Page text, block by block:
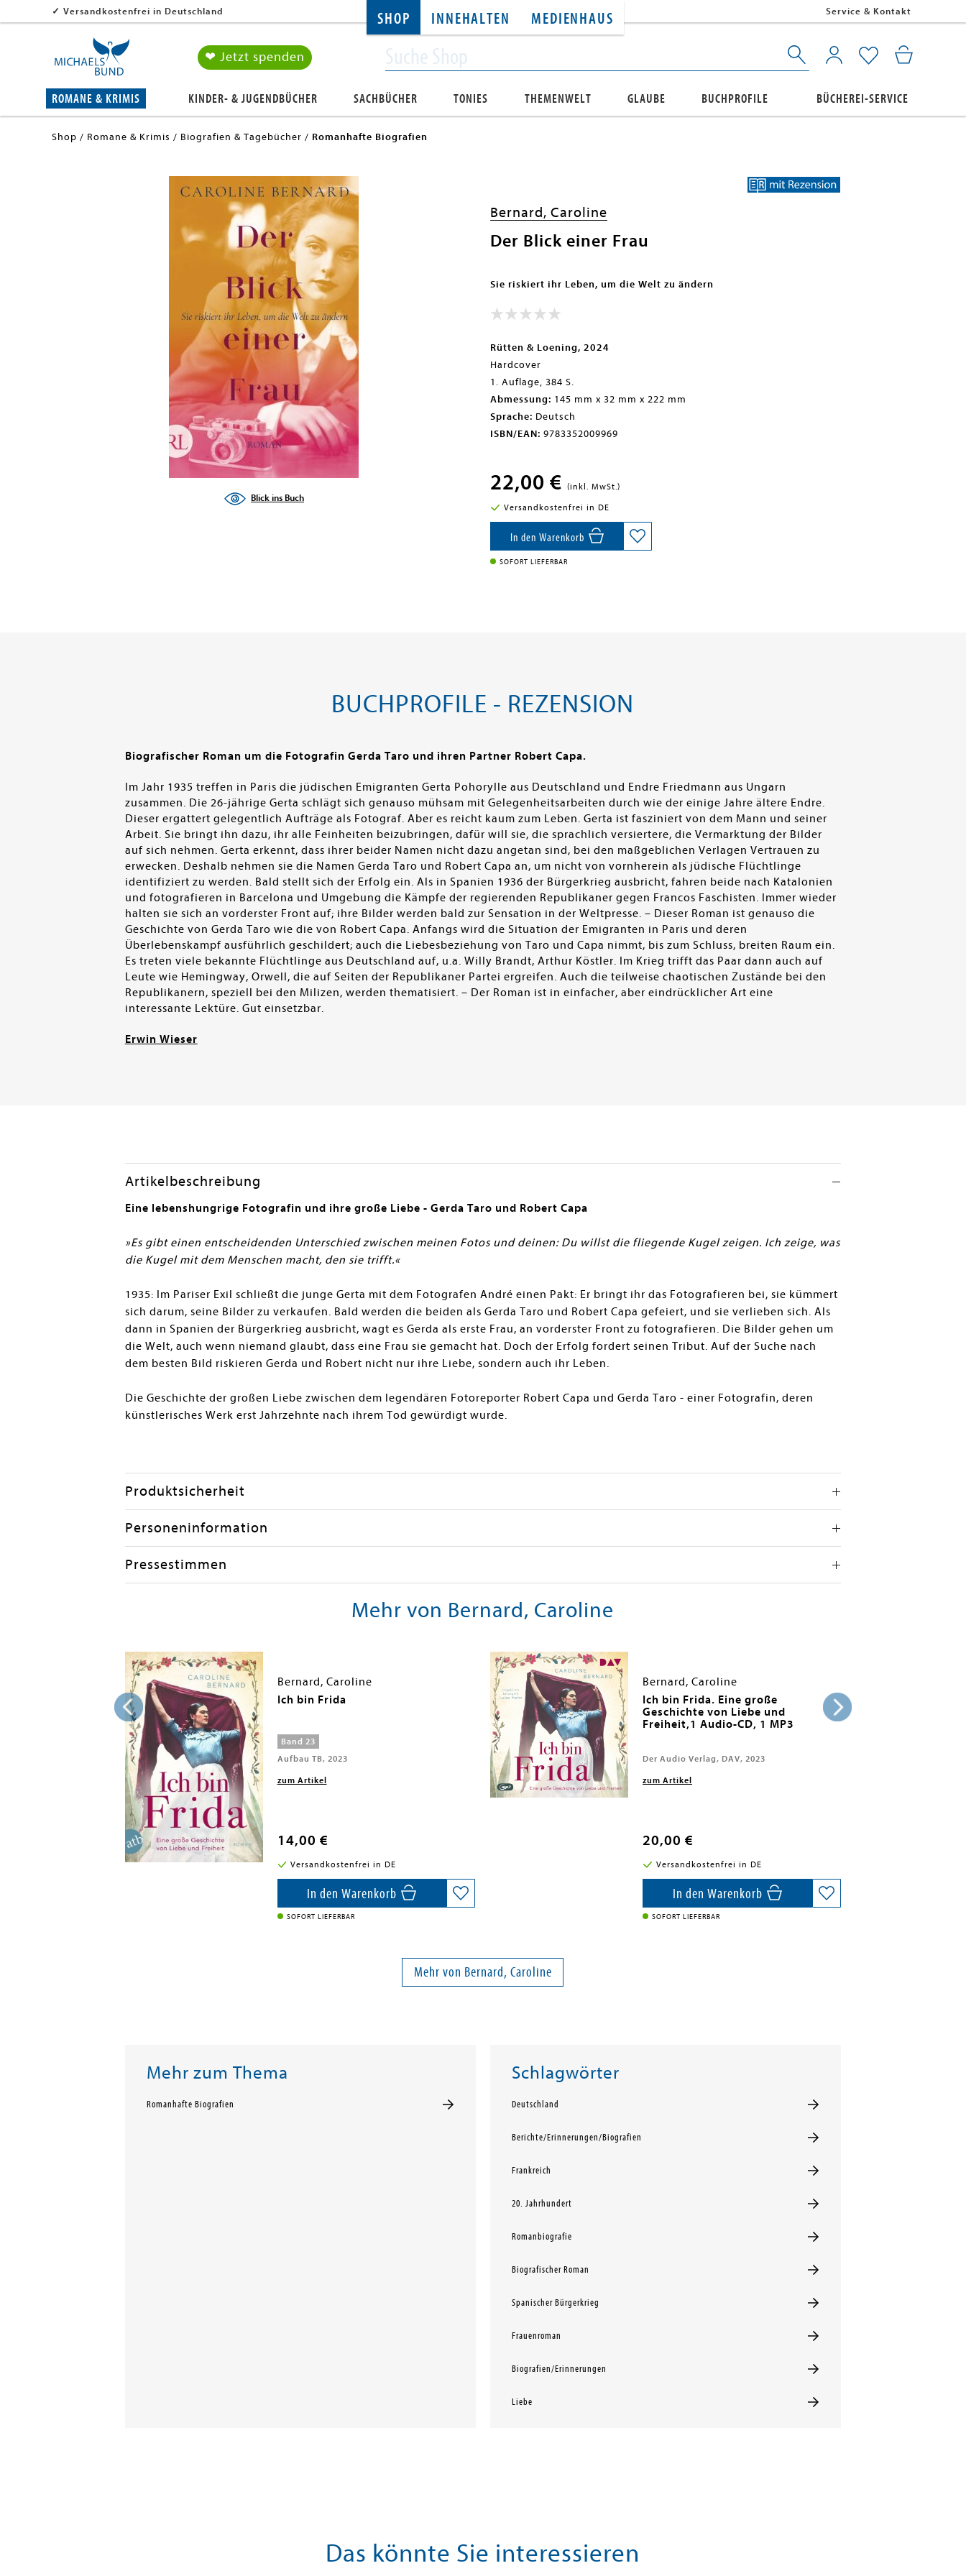
SHOP INNEHALTEN MEDIENHAUS
✓ Versandkostenfrei in Deutschland Service & Kontakt
❤ Jetzt spenden
ROMANE & KRIMIS KINDER- & JUGENDBÜCHER SACHBÜCHER TONIES THEMENWELT GLAUBE BUCHPROFILE BÜCHEREI-SERVICE
Shop Romane & Krimis Biografien & Tagebücher Romanhafte Biografien
Blick ins Buch
Bernard, Caroline
Der Blick einer Frau
Sie riskiert ihr Leben, um die Welt zu ändern
Rütten & Loening, 2024
Hardcover
1. Auflage, 384 S.
Abmessung: 145 mm x 32 mm x 222 mm
Sprache: Deutsch
ISBN/EAN: 9783352009969
22,00 € (inkl. MwSt.)
Versandkostenfrei in DE
In den Warenkorb
SOFORT LIEFERBAR
BUCHPROFILE - REZENSION
Biografischer Roman um die Fotografin Gerda Taro und ihren Partner Robert Capa.
Im Jahr 1935 treffen in Paris die jüdischen Emigranten Gerta Pohorylle aus Deutschland und Endre Friedmann aus Ungarn
zusammen. Die 26-jährige Gerta schlägt sich genauso mühsam mit Gelegenheitsarbeiten durch wie der einige Jahre ältere Endre.
Dieser ergattert gelegentlich Aufträge als Fotograf. Aber es reicht kaum zum Leben. Gerta ist fasziniert von dem Mann und seiner
Arbeit. Sie bringt ihn dazu, ihr alle Feinheiten beizubringen, dafür will sie, die sprachlich versiertere, die Vermarktung der Bilder
auf sich nehmen. Gerta erkennt, dass ihrer beider Namen nicht dazu angetan sind, bei den maßgeblichen Verlagen Vertrauen zu
erwecken. Deshalb nehmen sie die Namen Gerda Taro und Robert Capa an, um nicht von vornherein als jüdische Flüchtlinge
identifiziert zu werden. Bald stellt sich der Erfolg ein. Als in Spanien 1936 der Bürgerkrieg ausbricht, fahren beide nach Katalonien
und fotografieren in Barcelona und Umgebung die Kämpfe der regierenden Republikaner gegen Francos Faschisten. Immer wieder
halten sie sich an vorderster Front auf; ihre Bilder werden bald zur Sensation in der Weltpresse. – Dieser Roman ist genauso die
Geschichte von Gerda Taro wie die von Robert Capa. Anfangs wird die Situation der Emigranten in Paris und deren
Überlebenskampf ausführlich geschildert; auch die Liebesbeziehung von Taro und Capa nimmt, bis zum Schluss, breiten Raum ein.
Es treten viele bekannte Flüchtlinge aus Deutschland auf, u.a. Willy Brandt, Arthur Köstler. Im Krieg trifft das Paar dann auch auf
Leute wie Hemingway, Orwell, die auf Seiten der Republikaner Partei ergreifen. Auch die teilweise chaotischen Zustände bei den
Republikanern, speziell bei den Milizen, werden thematisiert. – Der Roman ist in einfacher, aber eindrücklicher Art eine
interessante Lektüre. Gut einsetzbar.
Erwin Wieser
Artikelbeschreibung
Eine lebenshungrige Fotografin und ihre große Liebe - Gerda Taro und Robert Capa
»Es gibt einen entscheidenden Unterschied zwischen meinen Fotos und deinen: Du willst die fliegende Kugel zeigen. Ich zeige, was
die Kugel mit dem Menschen macht, den sie trifft.«
1935: Im Pariser Exil schließt die junge Gerta mit dem Fotografen André einen Pakt: Er bringt ihr das Fotografieren bei, sie kümmert
sich darum, seine Bilder zu verkaufen. Bald werden die beiden als Gerda Taro und Robert Capa gefeiert, und sie verlieben sich. Als
dann in Spanien der Bürgerkrieg ausbricht, wagt es Gerda als erste Frau, an vorderster Front zu fotografieren. Die Bilder gehen um
die Welt, auch wenn niemand glaubt, dass eine Frau sie gemacht hat. Doch der Erfolg fordert seinen Tribut. Auf der Suche nach
dem besten Bild riskieren Gerda und Robert nicht nur ihre Liebe, sondern auch ihr Leben.
Die Geschichte der großen Liebe zwischen dem legendären Fotoreporter Robert Capa und Gerda Taro - einer Fotografin, deren
künstlerisches Werk erst Jahrzehnte nach ihrem Tod gewürdigt wurde.
Produktsicherheit
Personeninformation
Pressestimmen
Mehr von Bernard, Caroline
Bernard, Caroline
Ich bin Frida
Band 23
Aufbau TB, 2023
zum Artikel
14,00 €
Versandkostenfrei in DE
In den Warenkorb
SOFORT LIEFERBAR
Bernard, Caroline
Ich bin Frida. Eine große
Geschichte von Liebe und
Freiheit,1 Audio-CD, 1 MP3
Der Audio Verlag, DAV, 2023
zum Artikel
20,00 €
Versandkostenfrei in DE
In den Warenkorb
SOFORT LIEFERBAR
Mehr von Bernard, Caroline
Mehr zum Thema
Romanhafte Biografien
Schlagwörter
Deutschland
Berichte/Erinnerungen/Biografien
Frankreich
20. Jahrhundert
Romanbiografie
Biografischer Roman
Spanischer Bürgerkrieg
Frauenroman
Biografien/Erinnerungen
Liebe
Das könnte Sie interessieren